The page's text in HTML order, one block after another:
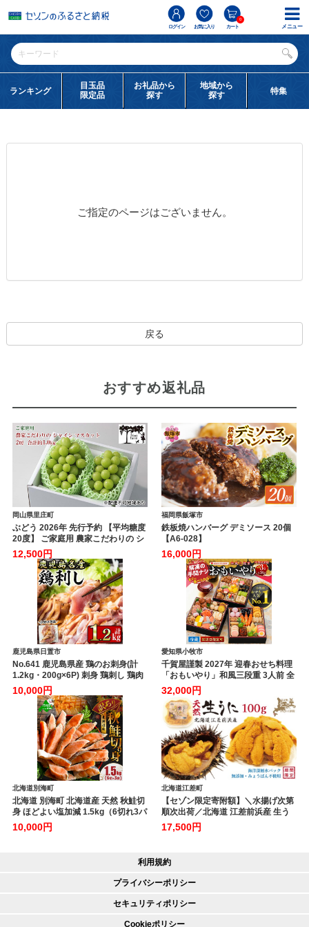
ログイン お気に入り カート
0
ランキング
目玉品
限定品
お礼品から
探す
地域から
探す
特集
ご指定のページはございません。
戻る
おすすめ返礼品
岡山県里庄町
ぶどう 2026年 先行予約 【平均糖度
20度】 ご家庭用 農家こだわりの シ
ャイン マスカット 2房 合計約1.0kg
ブドウ 葡萄 岡山県産 国産 フルーツ
果物 【 Nini farm 農家 直送 】
12,500円
福岡県飯塚市
鉄板焼ハンバーグ デミソース 20個
【A6-028】
16,000円
鹿児島県日置市
No.641 鹿児島県産 鶏のお刺身(計
1.2kg・200g×6P) 刺身 鶏刺し 鶏肉
お肉 小分け 個包装 晩酌 おつまみ お
かず 冷凍 【やきにく茶屋和昇】
10,000円
愛知県小牧市
千賀屋謹製 2027年 迎春おせち料理
「おもいやり」和風三段重 3人前 全
38品 冷蔵 おせち料理 年内配送 お節
冷蔵おせち 人気 [035S02]
32,000円
北海道別海町
北海道 別海町 北海道産 天然 秋鮭切
身 ほどよい塩加減 1.5kg（6切れ3パ
ック）【MT000TS00】
10,000円
北海道江差町
【セゾン限定寄附額】＼水揚げ次第
順次出荷／北海道 江差前浜産 生う
に 100g【天然・無添加・みょうば
ん不使用】令和8年 江差産キタム
水 塩水ウニ 素材を生かした自然
の味 国産うに 雲丹 100グラム
パック個包装
17,500円
利用規約
プライバシーポリシー
セキュリティポリシー
Cookieポリシー
メニュー